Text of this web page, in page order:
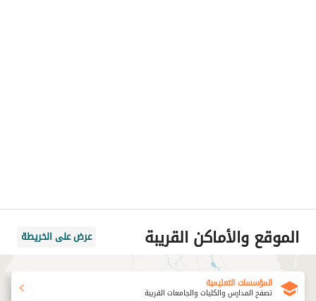
الموقع والأماكن القريبة عرض على الخريطة
المؤسسات التعليمية
تصفح المدارس والكليات والجامعات القريبة